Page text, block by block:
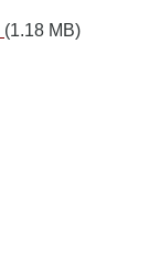
(1.18 MB)